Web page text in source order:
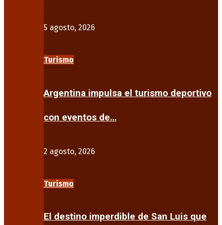
5 agosto, 2026
Turismo
Argentina impulsa el turismo deportivo
con eventos de…
2 agosto, 2026
Turismo
El destino imperdible de San Luis que